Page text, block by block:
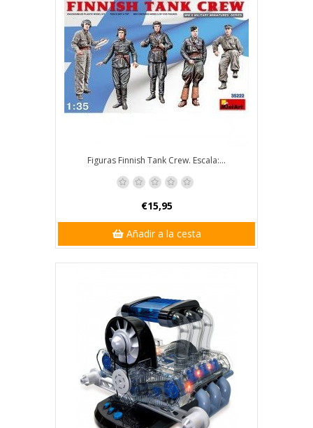
Figuras Finnish Tank Crew. Escala:...
€15,95
Añadir a la cesta